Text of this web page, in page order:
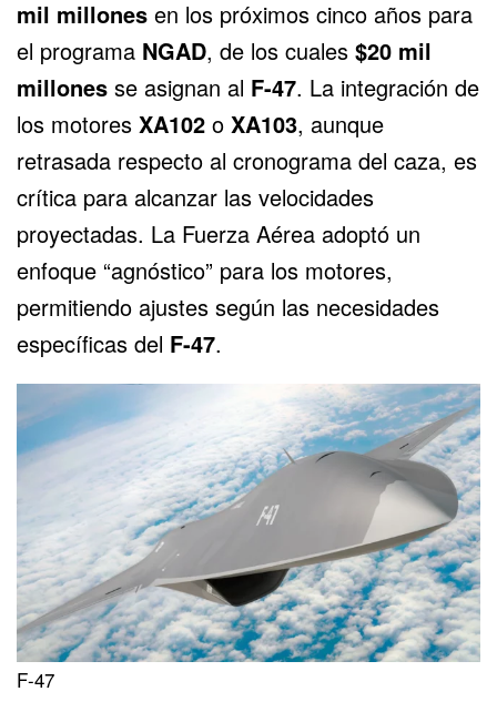
mil millones en los próximos cinco años para
el programa NGAD, de los cuales $20 mil
millones se asignan al F-47. La integración de
los motores XA102 o XA103, aunque
retrasada respecto al cronograma del caza, es
crítica para alcanzar las velocidades
proyectadas. La Fuerza Aérea adoptó un
enfoque “agnóstico” para los motores,
permitiendo ajustes según las necesidades
específicas del F-47.
F-47